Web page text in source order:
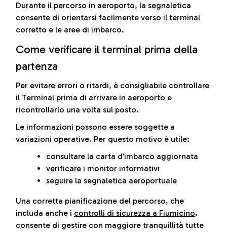
Durante il percorso in aeroporto, la segnaletica
consente di orientarsi facilmente verso il terminal
corretto e le aree di imbarco.
Come verificare il terminal prima della
partenza
Per evitare errori o ritardi, è consigliabile controllare
il Terminal prima di arrivare in aeroporto e
ricontrollarlo una volta sul posto.
Le informazioni possono essere soggette a
variazioni operative. Per questo motivo è utile:
consultare la carta d’imbarco aggiornata
verificare i monitor informativi
seguire la segnaletica aeroportuale
Una corretta pianificazione del percorso, che
includa anche i controlli di sicurezza a Fiumicino,
consente di gestire con maggiore tranquillità tutte